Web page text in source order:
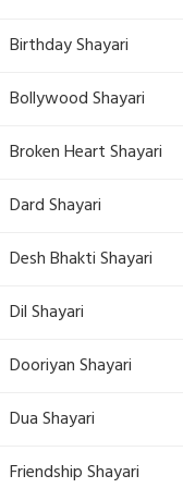
Birthday Shayari
Bollywood Shayari
Broken Heart Shayari
Dard Shayari
Desh Bhakti Shayari
Dil Shayari
Dooriyan Shayari
Dua Shayari
Friendship Shayari